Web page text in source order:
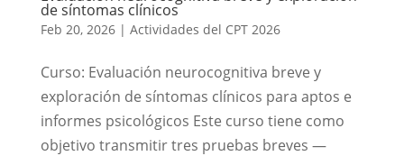
de síntomas clínicos
Feb 20, 2026| Actividades del CPT 2026
Curso: Evaluación neurocognitiva breve y
exploración de síntomas clínicos para aptos e
informes psicológicos Este curso tiene como
objetivo transmitir tres pruebas breves —